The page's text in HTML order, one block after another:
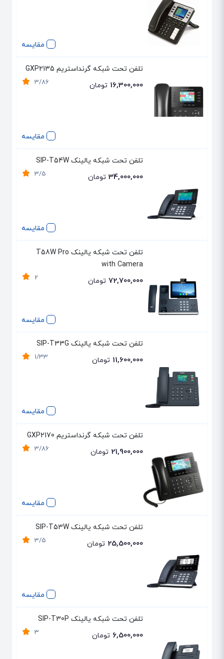
مقایسه
مقایسه
تلفن تحت شبکه گرنداستریم GXP2135
3/86 16,300,000 تومان
مقایسه
تلفن تحت شبکه یالینک SIP-T54W
3/5 34,000,000 تومان
مقایسه
تلفن تحت شبکه یالینک T58W Pro
with Camera
2 72,700,000 تومان
مقایسه
تلفن تحت شبکه یالینک SIP-T33G
1/33 11,600,000 تومان
مقایسه
تلفن تحت شبکه گرنداستریم GXP2170
3/86 21,900,000 تومان
مقایسه
تلفن تحت شبکه یالینک SIP-T53W
3/5 25,500,000 تومان
تلفن تحت شبکه یالینک SIP-T30P
3 6,500,000 تومان